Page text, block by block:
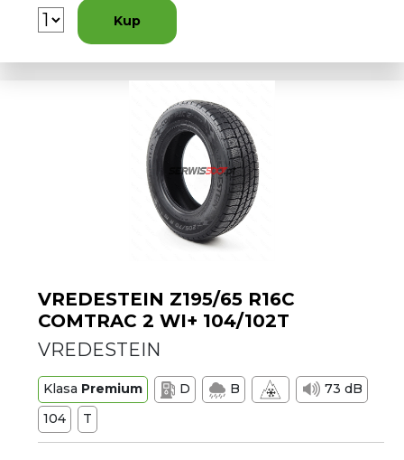
Kup
VREDESTEIN Z195/65 R16C
COMTRAC 2 WI+ 104/102T
VREDESTEIN
Klasa Premium D B
73 dB
104
T